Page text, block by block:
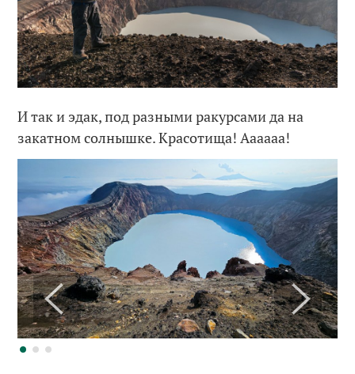
И так и эдак, под разными ракурсами да на
закатном солнышке. Красотища! Аааааа!